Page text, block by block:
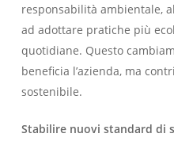
responsabilità ambientale,
ad adottare pratiche più
quotidiane. Questo
beneficia l’azienda, ma
sostenibile.
Stabilire nuovi standard di